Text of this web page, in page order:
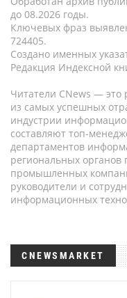
до 08.2026 годы.
Ключевых фраз
724405.
Создано именных
Редакция Индексной
Читатели CNews — это
из самых успешных
индустрии
составляют топ-
департаментов
региональных органов
промышленных
руководители и
информационных
CNEWSMARKET